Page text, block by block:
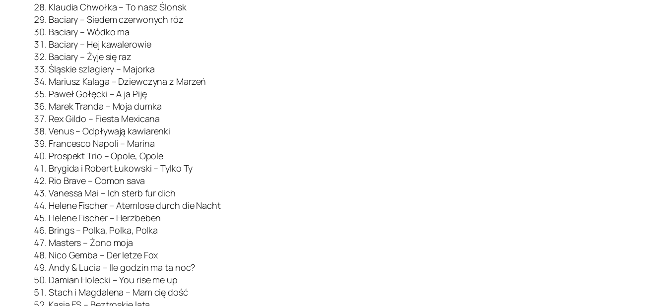
Klaudia Chwołka – To nasz Ślonsk
Baciary – Siedem czerwonych róz
Baciary – Wódko ma
Baciary – Hej kawalerowie
Baciary – Żyje się raz
Śląskie szlagiery – Majorka
Mariusz Kalaga – Dziewczyna z Marzeń
Paweł Gołęcki – A ja Piję
Marek Tranda – Moja dumka
Rex Gildo – Fiesta Mexicana
Venus – Odpływają kawiarenki
Francesco Napoli – Marina
Prospekt Trio – Opole, Opole
Brygida i Robert Łukowski – Tylko Ty
Rio Brave – Comon sava
Vanessa Mai – Ich sterb fur dich
Helene Fischer – Atemlose durch die Nacht
Helene Fischer – Herzbeben
Brings – Polka, Polka, Polka
Masters – Żono moja
Nico Gemba – Der letze Fox
Andy & Lucia – Ile godzin ma ta noc?
Damian Holecki – You rise me up
Stach i Magdalena – Mam cię dość